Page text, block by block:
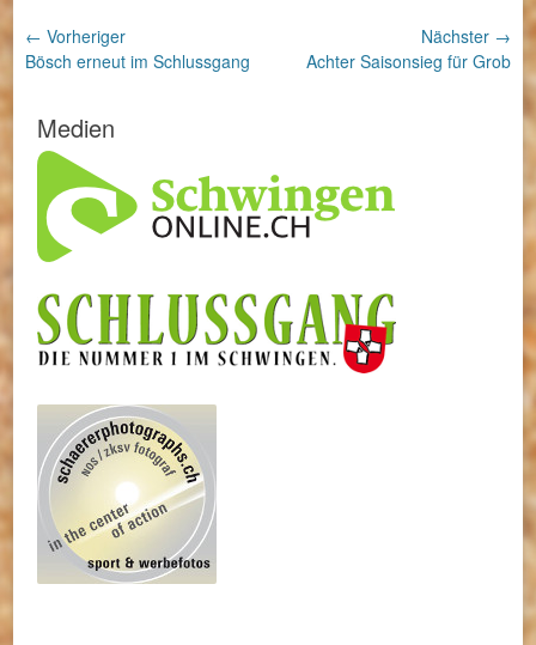
Beitragsnavigation
← Vorheriger
Vorheriger
Bösch erneut im Schlussgang
Nächster →
NächsterAchter Saisonsieg für Grob
Medien